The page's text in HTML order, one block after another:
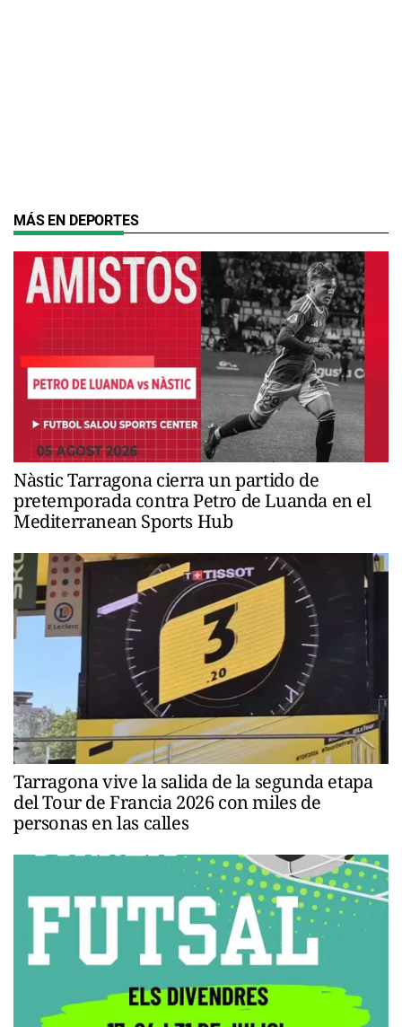
MÁS EN DEPORTES
Nàstic Tarragona cierra un partido de
pretemporada contra Petro de Luanda en el
Mediterranean Sports Hub
Tarragona vive la salida de la segunda etapa
del Tour de Francia 2026 con miles de
personas en las calles